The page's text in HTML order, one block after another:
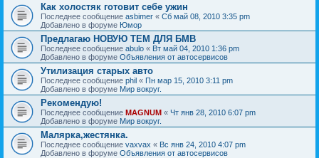
Как холостяк готовит себе ужин
Последнее сообщение asbimer « Сб май 08, 2010 3:35 pm
Добавлено в форуме Юмор
Предлагаю НОВУЮ ТЕМ ДЛЯ БМВ
Последнее сообщение abulo « Вт май 04, 2010 1:36 pm
Добавлено в форуме Объявления от автосервисов
Утилизация старых авто
Последнее сообщение phil « Пн мар 15, 2010 3:11 pm
Добавлено в форуме Мир вокруг.
Рекомендую!
Последнее сообщение MAGNUM « Чт янв 28, 2010 6:07 pm
Добавлено в форуме Мир вокруг.
Малярка,жестянка.
Последнее сообщение vaxvax « Вс янв 24, 2010 4:07 pm
Добавлено в форуме Объявления от автосервисов